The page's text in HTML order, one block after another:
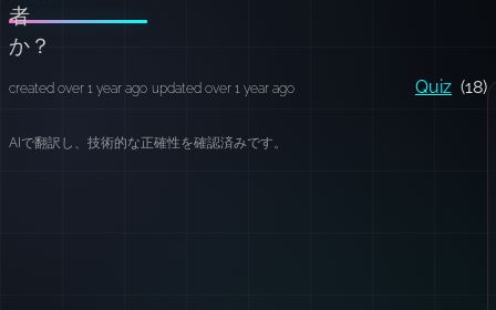
者
か？
created over 1 year ago updated over 1 year ago Quiz (18)
AIで翻訳し、技術的な正確性を確認済みです。